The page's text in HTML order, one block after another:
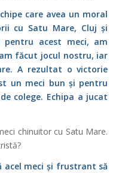
care avea un moral
cu Satu Mare, Cluj și
acest meci, am
făcut jocul nostru, iar
A rezultat o victorie
un meci bun și pentru
colege. Echipa a jucat
chinuitor cu Satu Mare.
acel meci și frustrant să